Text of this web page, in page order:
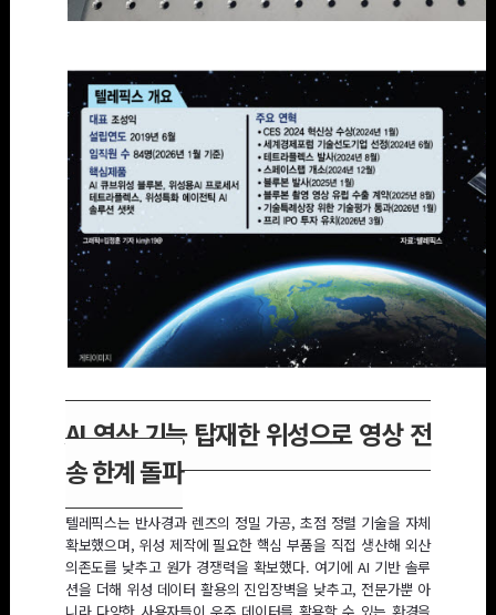
AI 연산 기능 탑재한 위성으로 영상 전
송 한계 돌파
텔레픽스는 반사경과 렌즈의 정밀 가공, 초점 정렬 기술을 자체
확보했으며, 위성 제작에 필요한 핵심 부품을 직접 생산해 외산
의존도를 낮추고 원가 경쟁력을 확보했다. 여기에 AI 기반 솔루
션을 더해 위성 데이터 활용의 진입장벽을 낮추고, 전문가뿐 아